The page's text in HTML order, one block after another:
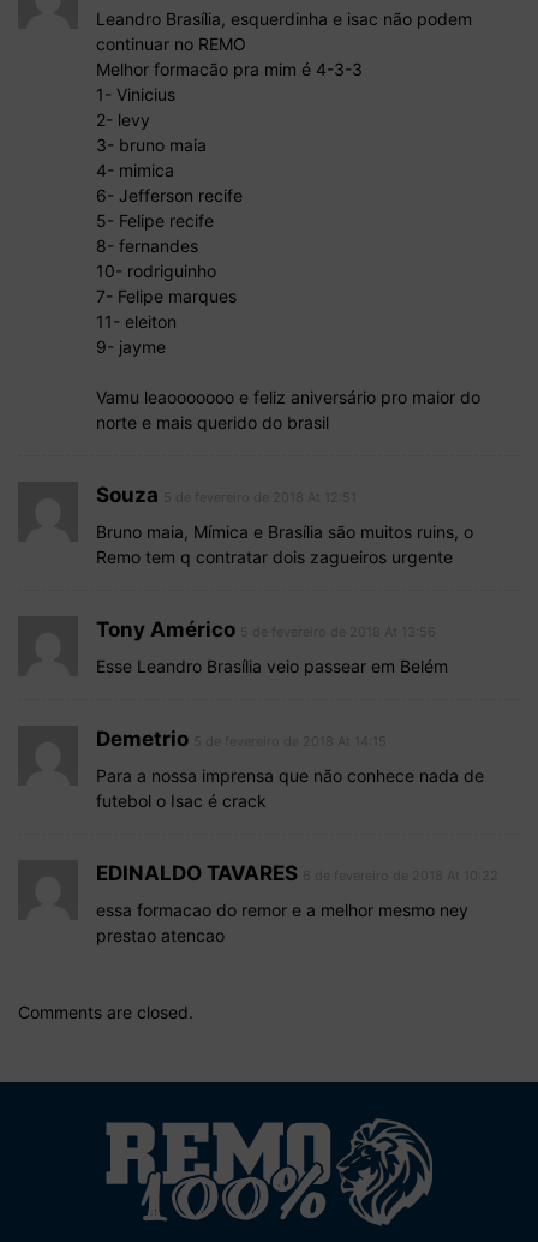
Leandro Brasília, esquerdinha e isac não podem
continuar no REMO
Melhor formacão pra mim é 4-3-3
1- Vinicius
2- levy
3- bruno maia
4- mimica
6- Jefferson recife
5- Felipe recife
8- fernandes
10- rodriguinho
7- Felipe marques
11- eleiton
9- jayme
Vamu leaooooooo e feliz aniversário pro maior do
norte e mais querido do brasil
Souza
Bruno maia, Mímica e Brasília são muitos ruins, o
Remo tem q contratar dois zagueiros urgente
Tony Américo
Esse Leandro Brasília veio passear em Belém
Demetrio
Para a nossa imprensa que não conhece nada de
futebol o Isac é crack
EDINALDO TAVARES
essa formacao do remor e a melhor mesmo ney
prestao atencao
Comments are closed.